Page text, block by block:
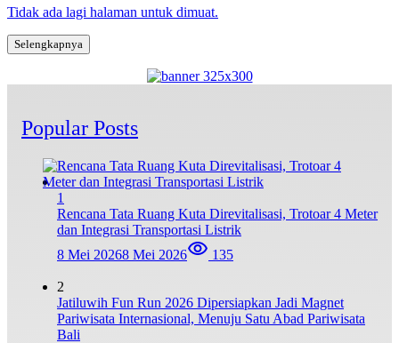
Tidak ada lagi halaman untuk dimuat.
Selengkapnya
Popular Posts
1
Rencana Tata Ruang Kuta Direvitalisasi, Trotoar 4 Meter
dan Integrasi Transportasi Listrik
8 Mei 20268 Mei 2026 135
2
Jatiluwih Fun Run 2026 Dipersiapkan Jadi Magnet
Pariwisata Internasional, Menuju Satu Abad Pariwisata
Bali